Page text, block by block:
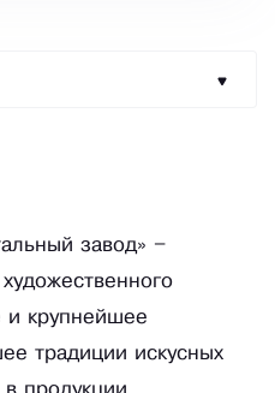
завод» –
и крупнейшее
традиции искусных